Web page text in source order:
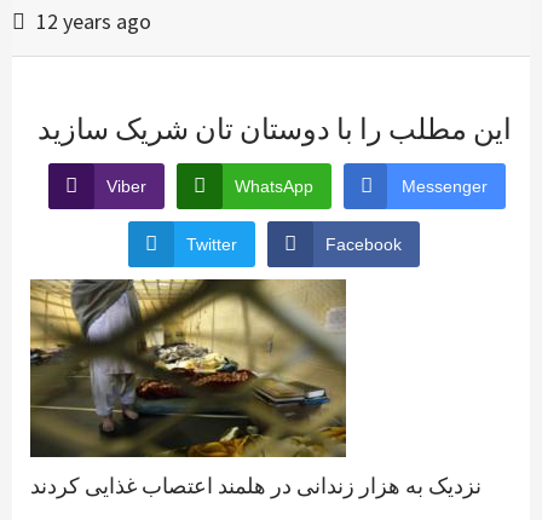
12 years ago
این مطلب را با دوستان تان شریک سازید
Viber WhatsApp Messenger
Twitter Facebook
نزدیک به هزار زندانی در هلمند اعتصاب غذایی کردند